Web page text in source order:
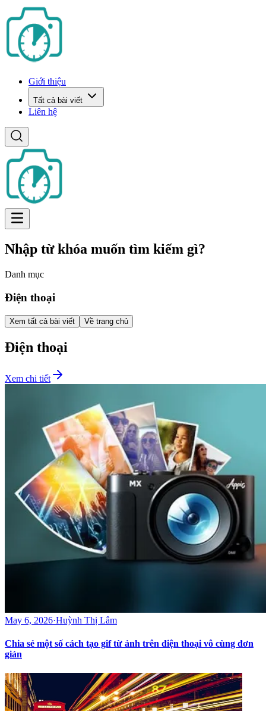
Giới thiệu
Tất cả bài viết
Liên hệ
Nhập từ khóa muốn tìm kiếm gì?
Danh mục
Điện thoại
Xem tất cả bài viết Về trang chủ
Điện thoại
Xem chi tiết
May 6, 2026·Huỳnh Thị Lâm
Chia sẻ một số cách tạo gif từ ảnh trên điện thoại vô cùng đơn
giản